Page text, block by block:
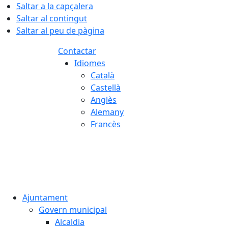
Saltar a la capçalera
Saltar al contingut
Saltar al peu de pàgina
Contactar
Idiomes
Català
Castellà
Anglès
Alemany
Francès
Ajuntament
Govern municipal
Alcaldia